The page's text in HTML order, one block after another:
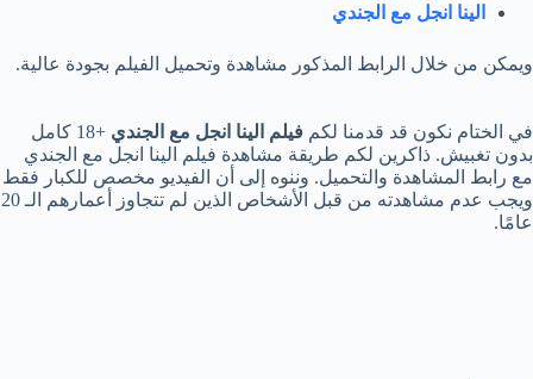
الينا انجل مع الجندي
ويمكن من خلال الرابط المذكور مشاهدة وتحميل الفيلم بجودة عالية.
في الختام نكون قد قدمنا لكم فيلم الينا انجل مع الجندي
+18 كامل
بدون تغبيش. ذاكرين لكم طريقة مشاهدة فيلم الينا انجل مع الجندي
مع رابط المشاهدة والتحميل. وننوه إلى أن الفيديو مخصص للكبار فقط
ويجب عدم مشاهدته من قبل الأشخاص الذين لم تتجاوز أعمارهم الـ 20
عامًا.